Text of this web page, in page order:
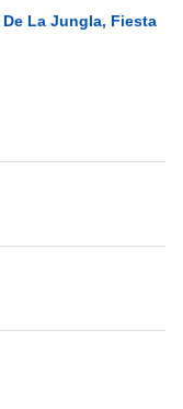
La Jungla, Fiesta